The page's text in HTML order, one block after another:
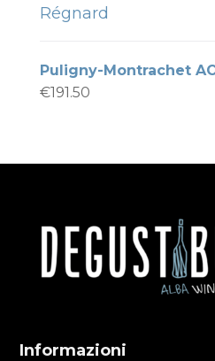
Régnard
Puligny-Montrachet
€191.50
Informazioni